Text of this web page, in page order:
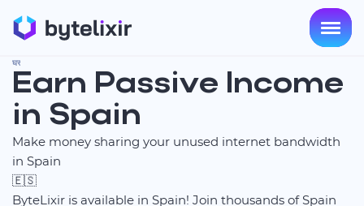
घर
Earn Passive Income
in Spain
Make money sharing your unused internet bandwidth
in Spain
🇪🇸
ByteLixir is available in Spain! Join thousands of Spain